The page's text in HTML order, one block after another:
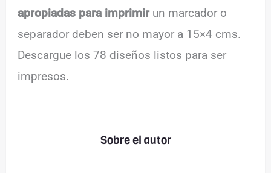
apropiadas para imprimirun marcador o
separador deben ser no mayor a 15×4 cms.
Descargue los 78 diseños listos para ser
impresos.
Sobre el autor